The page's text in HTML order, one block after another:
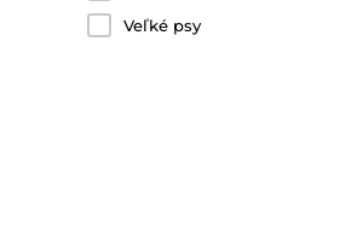
Veľké psy